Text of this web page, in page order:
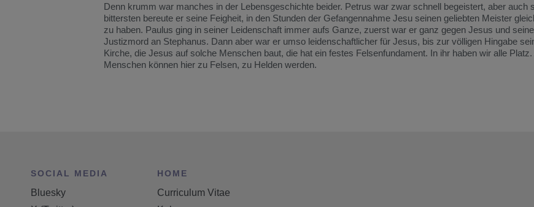
Denn krumm war manches in der Lebensgeschichte beider. Petrus war zwar schnell begeistert, aber auch
bittersten bereute er seine Feigheit, in den Stunden der Gefangennahme Jesu seinen geliebten Meister
zu haben. Paulus ging in seiner Leidenschaft immer aufs Ganze, zuerst war er ganz gegen Jesus und
Justizmord an Stephanus. Dann aber war er umso leidenschaftlicher für Jesus, bis zur völligen Hingabe
Kirche, die Jesus auf solche Menschen baut, die hat ein festes Felsenfundament. In ihr haben wir alle
Menschen können hier zu Felsen, zu Helden werden.
SOCIAL MEDIA
Bluesky
HOME
Curriculum Vitae